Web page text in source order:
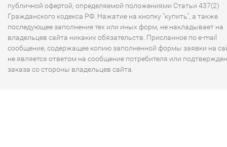
публичной офертой, определяемой положениями Статьи 437(2)
Гражданского кодекса РФ. Нажатие на кнопку "купить", а также
последующее заполнение тех или иных форм, не накладывает на
владельцев сайта никаких обязательств. Присланное по e-mail
сообщение, содержащее копию заполненной формы заявки на
не является ответом на сообщение потребителя или
заказа со стороны владельцев сайта.